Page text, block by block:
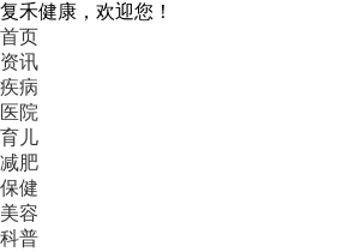
复禾健康，欢迎您！
首页
资讯
疾病
医院
育儿
减肥
保健
美容
科普